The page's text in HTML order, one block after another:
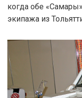
когда обе
экипажа из